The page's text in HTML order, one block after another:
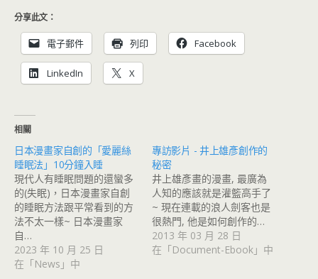
分享此文：
電子郵件 列印 Facebook
LinkedIn X
相關
日本漫畫家自創的「愛麗絲
睡眠法」10分鐘入睡
現代人有睡眠問題的還蠻多
的(失眠)，日本漫畫家自創
的睡眠方法跟平常看到的方
法不太一樣~ 日本漫畫家
自…
2023 年 10 月 25 日
在「News」中
專訪影片 - 井上雄彥創作的
秘密
井上雄彥畫的漫畫, 最廣為
人知的應該就是灌籃高手了
~ 現在連載的浪人劍客也是
很熱門, 他是如何創作的…
2013 年 03 月 28 日
在「Document-Ebook」中